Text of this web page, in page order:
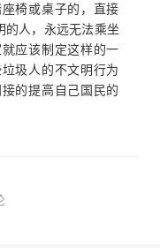
椅或桌子的，直接
的人，永远无法乘坐
应该制定这样的一
圾人的不文明行为
的提高自己国民的